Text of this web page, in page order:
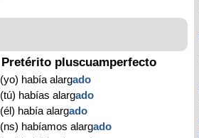
Pretérito pluscuamperfecto
(yo) había alargado
(tú) habías alargado
(él) había alargado
(ns) habíamos alargado